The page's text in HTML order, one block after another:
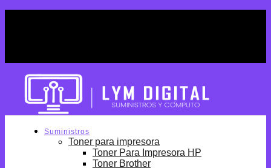
Suministros
Toner para impresora
Toner Para Impresora HP
Toner Brother